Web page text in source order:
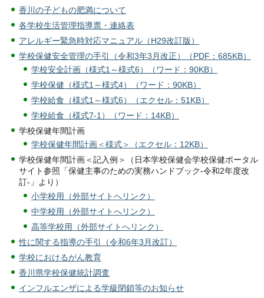
香川の子どもの肥満について
各学校生活管理指導票・連絡表
アレルギー緊急時対応マニュアル（H29改訂版）
学校保健安全管理の手引（令和3年3月改正）（PDF：685KB）
学校安全計画（様式1～様式6）（ワード：90KB）
学校保健（様式1～様式4）（ワード：90KB）
学校給食（様式1～様式6）（エクセル：51KB）
学校給食（様式7-1）（ワード：14KB）
学校保健年間計画
学校保健年間計画＜様式＞（エクセル：12KB）
学校保健年間計画＜記入例＞（日本学校保健会学校保健ポータル
サイト参照「保健主事のための実務ハンドブック-令和2年度改
訂-」より）
小学校用（外部サイトへリンク）
中学校用（外部サイトへリンク）
高等学校用（外部サイトへリンク）
性に関する指導の手引（令和6年3月改訂）
学校におけるがん教育
香川県学校保健統計調査
インフルエンザによる学級閉鎖等のお知らせ